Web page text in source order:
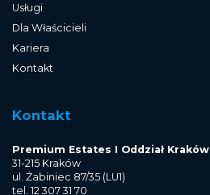
Usługi
Dla Właścicieli
Kariera
Kontakt
Kontakt
Premium Estates I Oddział Kraków
31-215 Kraków
ul. Żabiniec 87/35 (LU1)
tel. 12 307 31 70